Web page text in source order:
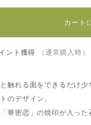
カート
ント獲得 （通常購入時）
触れる面をできるだけ
のデザイン。
華密恋」の焼印が入った